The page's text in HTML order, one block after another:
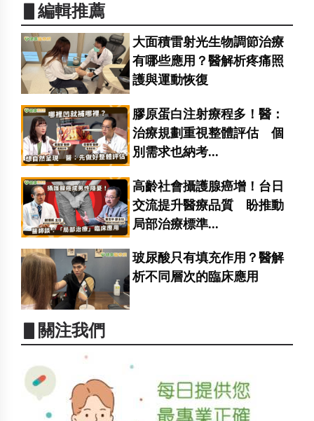
▋編輯推薦
大面積雷射光生物調節治療
有哪些應用？醫解析疼痛照
護與運動恢復
膠原蛋白注射療程多！醫：
治療規劃重視整體評估 個
別需求也納考...
高齡社會攝護腺癌增！台日
交流提升醫療品質 盼推動
局部治療標準...
玻尿酸只有填充作用？醫解
析不同層次的臨床應用
▋關注我們